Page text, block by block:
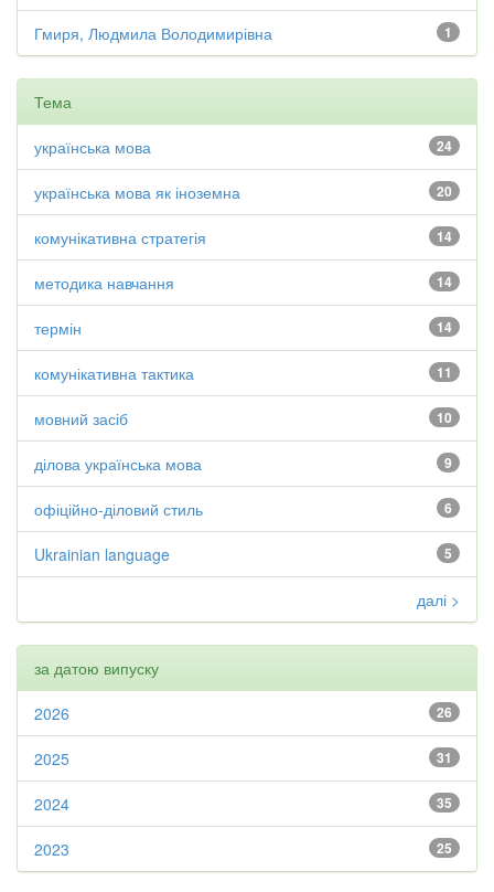
1
Гмиря, Людмила Володимирівна
Тема
24
українська мова
20
українська мова як іноземна
14
комунікативна стратегія
14
методика навчання
14
термін
11
комунікативна тактика
10
мовний засіб
9
ділова українська мова
6
офіційно-діловий стиль
5
Ukrainian language
далі >
за датою випуску
26
2026
31
2025
35
2024
25
2023